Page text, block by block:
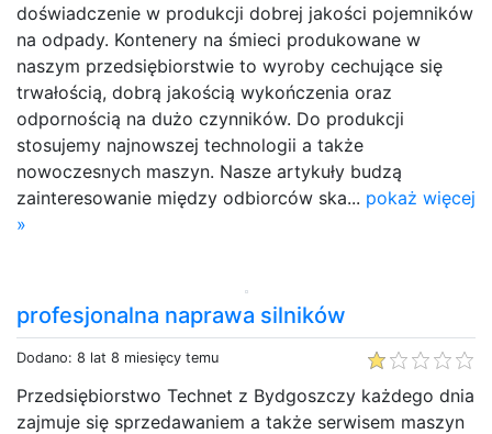
doświadczenie w produkcji dobrej jakości pojemników
na odpady. Kontenery na śmieci produkowane w
naszym przedsiębiorstwie to wyroby cechujące się
trwałością, dobrą jakością wykończenia oraz
odpornością na dużo czynników. Do produkcji
stosujemy najnowszej technologii a także
nowoczesnych maszyn. Nasze artykuły budzą
zainteresowanie między odbiorców ska... pokaż więcej
»
profesjonalna naprawa silników
Dodano: 8 lat 8 miesięcy temu
Przedsiębiorstwo Technet z Bydgoszczy każdego dnia
zajmuje się sprzedawaniem a także serwisem maszyn